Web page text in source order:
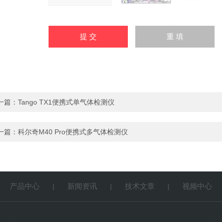
篇： Tango TX1便携式单气体检测仪
篇： 科尔奇M40 Pro便携式多气体检测仪
产品中心 | 新闻资讯 | 技术文章 | 视频中心